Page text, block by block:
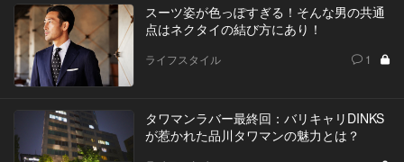
スーツ姿が色っぽすぎる！そんな男の共通
点はネクタイの結び方にあり！
ライフスタイル 1
タワマンラバー最終回：バリキャリDINKS
が惹かれた品川タワマンの魅力とは？